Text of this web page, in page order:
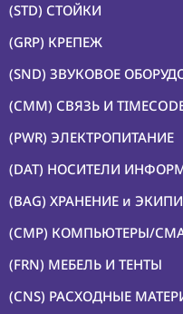
(STD) СТОЙКИ
(GRP) КРЕПЕЖ
(SND) ЗВУКОВОЕ
(CMM) СВЯЗЬ И
(PWR) ЭЛЕКТРОПИТАНИЕ
(DAT) НОСИТЕЛИ
(BAG) ХРАНЕНИЕ и
(CMP) КОМПЬЮТЕРЫ/
(FRN) МЕБЕЛЬ И ТЕНТЫ
(CNS) РАСХОДНЫЕ